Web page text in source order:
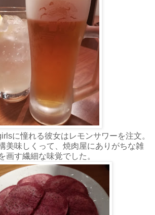
に憧れる彼女はレモンサワーを注文。
美味しくって、焼肉屋にありがちな雑
画す繊細な味覚でした。